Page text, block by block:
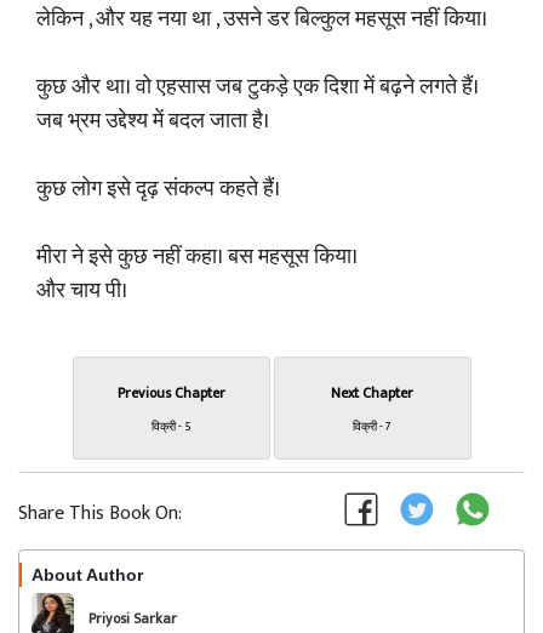
लेकिन , और यह नया था , उसने डर बिल्कुल महसूस नहीं किया।
कुछ और था। वो एहसास जब टुकड़े एक दिशा में बढ़ने लगते हैं।
जब भ्रम उद्देश्य में बदल जाता है।
कुछ लोग इसे दृढ़ संकल्प कहते हैं।
मीरा ने इसे कुछ नहीं कहा। बस महसूस किया।
और चाय पी।
Previous Chapter
विक्री - 5
Next Chapter
विक्री - 7
Share This Book On:
About Author
Priyosi Sarkar